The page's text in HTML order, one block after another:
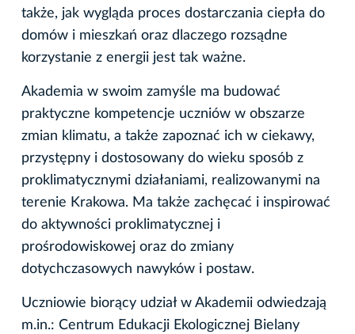
także, jak wygląda proces dostarczania ciepła do
domów i mieszkań oraz dlaczego rozsądne
korzystanie z energii jest tak ważne.
Akademia w swoim zamyśle ma budować
praktyczne kompetencje uczniów w obszarze
zmian klimatu, a także zapoznać ich w ciekawy,
przystępny i dostosowany do wieku sposób z
proklimatycznymi działaniami, realizowanymi na
terenie Krakowa. Ma także zachęcać i inspirować
do aktywności proklimatycznej i
prośrodowiskowej oraz do zmiany
dotychczasowych nawyków i postaw.
Uczniowie biorący udział w Akademii odwiedzają
m.in.: Centrum Edukacji Ekologicznej Bielany